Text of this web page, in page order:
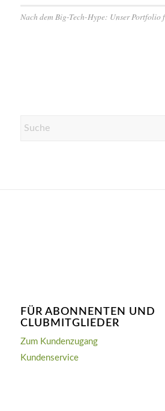
Nach dem Big-Tech-Hype: Unser Portfolio
FÜR ABONNENTEN UND
CLUBMITGLIEDER
Zum Kundenzugang
Kundenservice